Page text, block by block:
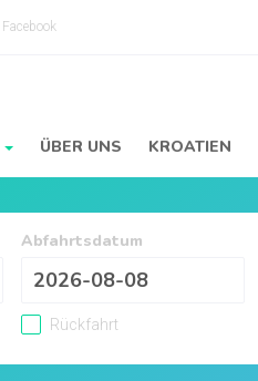
Facebook
ÜBER UNS KROATIEN
Abfahrtsdatum
Rückfahrt